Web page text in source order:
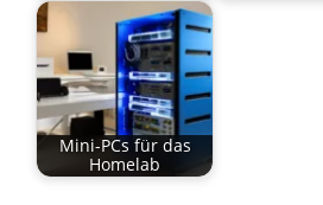
Mini-PCs für das
Homelab